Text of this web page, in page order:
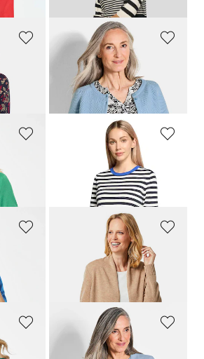
GOLDNER
Strickjacke aus reiner Baumwolle
139,00 CHF159,00 CHF
+ 1
BETTY BARCLAY
99,95 CHF
Strickjacke aus Merinowolle
219,00 CHF
+ 5
GOLDNER